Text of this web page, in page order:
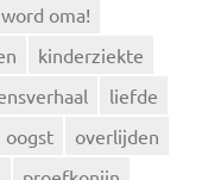
oma!
kinderziekte
liefde
oogst
overlijden